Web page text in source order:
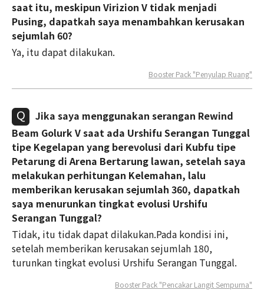
saat itu, meskipun Virizion V tidak menjadi
Pusing, dapatkah saya menambahkan kerusakan
sejumlah 60?
Ya, itu dapat dilakukan.
Booster Pack "Penyulap Ruang"
Jika saya menggunakan serangan Rewind
Beam Golurk V saat ada Urshifu Serangan Tunggal
tipe Kegelapan yang berevolusi dari Kubfu tipe
Petarung di Arena Bertarung lawan, setelah saya
melakukan perhitungan Kelemahan, lalu
memberikan kerusakan sejumlah 360, dapatkah
saya menurunkan tingkat evolusi Urshifu
Serangan Tunggal?
Tidak, itu tidak dapat dilakukan.Pada kondisi ini,
setelah memberikan kerusakan sejumlah 180,
turunkan tingkat evolusi Urshifu Serangan Tunggal.
Booster Pack "Pencakar Langit Sempurna"